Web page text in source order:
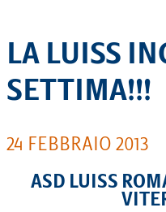
LA LUISS
SETTIMA!!!
24 FEBBRAIO 2013
ASD LUISS